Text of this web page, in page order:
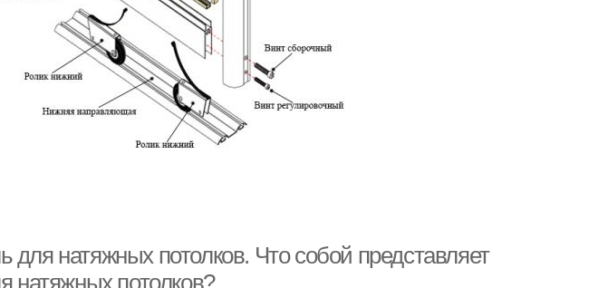
натяжных потолков. Что собой представляет
натяжных потолков?